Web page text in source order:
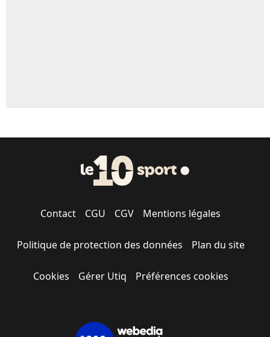
Contact CGU CGV Mentions légales
Politique de protection des données Plan du site
Cookies Gérer Utiq Préférences cookies